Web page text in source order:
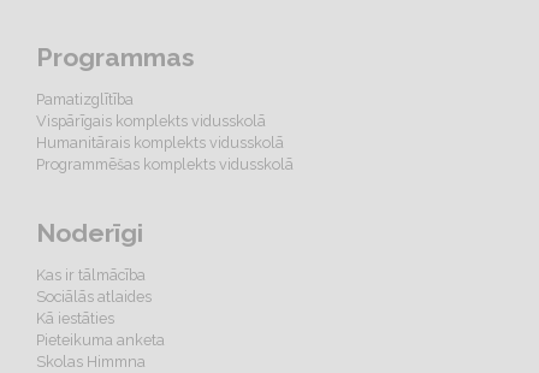
Programmas
Pamatizglītība
Vispārīgais komplekts vidusskolā
Humanitārais komplekts vidusskolā
Programmēšas komplekts vidusskolā
Noderīgi
Kas ir tālmācība
Sociālās atlaides
Kā iestāties
Pieteikuma anketa
Skolas Himmna